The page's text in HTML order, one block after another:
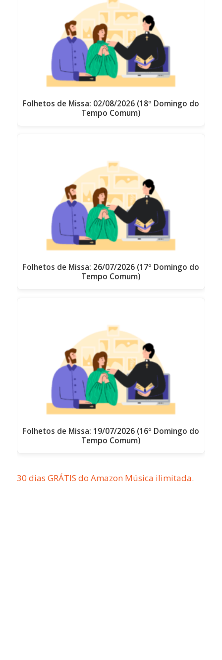
Folhetos de Missa: 02/08/2026 (18º Domingo do
Tempo Comum)
Folhetos de Missa: 26/07/2026 (17º Domingo do
Tempo Comum)
Folhetos de Missa: 19/07/2026 (16º Domingo do
Tempo Comum)
30 dias GRÁTIS do Amazon Música ilimitada.